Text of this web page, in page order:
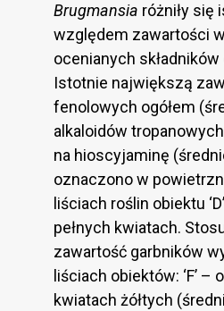
Brugmansia różniły się
względem zawartości
ocenianych
Istotnie największą
fenolowych ogółem
alkaloidów
na hioscyjaminę
oznaczono w
liściach roślin obiektu
pełnych kwiatach.
zawartość garbników
liściach obiektów: ‘F’ –
kwiatach żółtych